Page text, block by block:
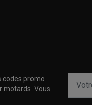
codes promo
motards. Vous